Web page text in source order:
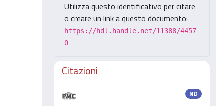
Utilizza questo identificativo per citare
o creare un link a questo documento:
https://hdl.handle.net/11388/4457
0
Citazioni
ND